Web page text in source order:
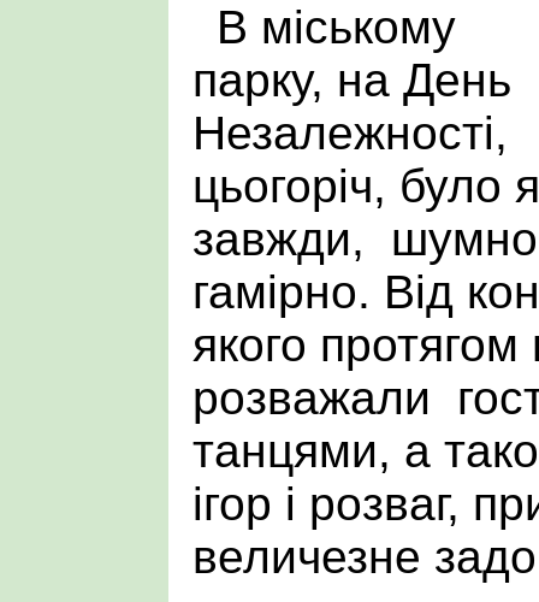
В міському
парку, на День
Незалежності,
цьогоріч, було
завжди, шумно
гамірно. Від
якого
розважали
танцями, а
ігор і розваг,
величезне